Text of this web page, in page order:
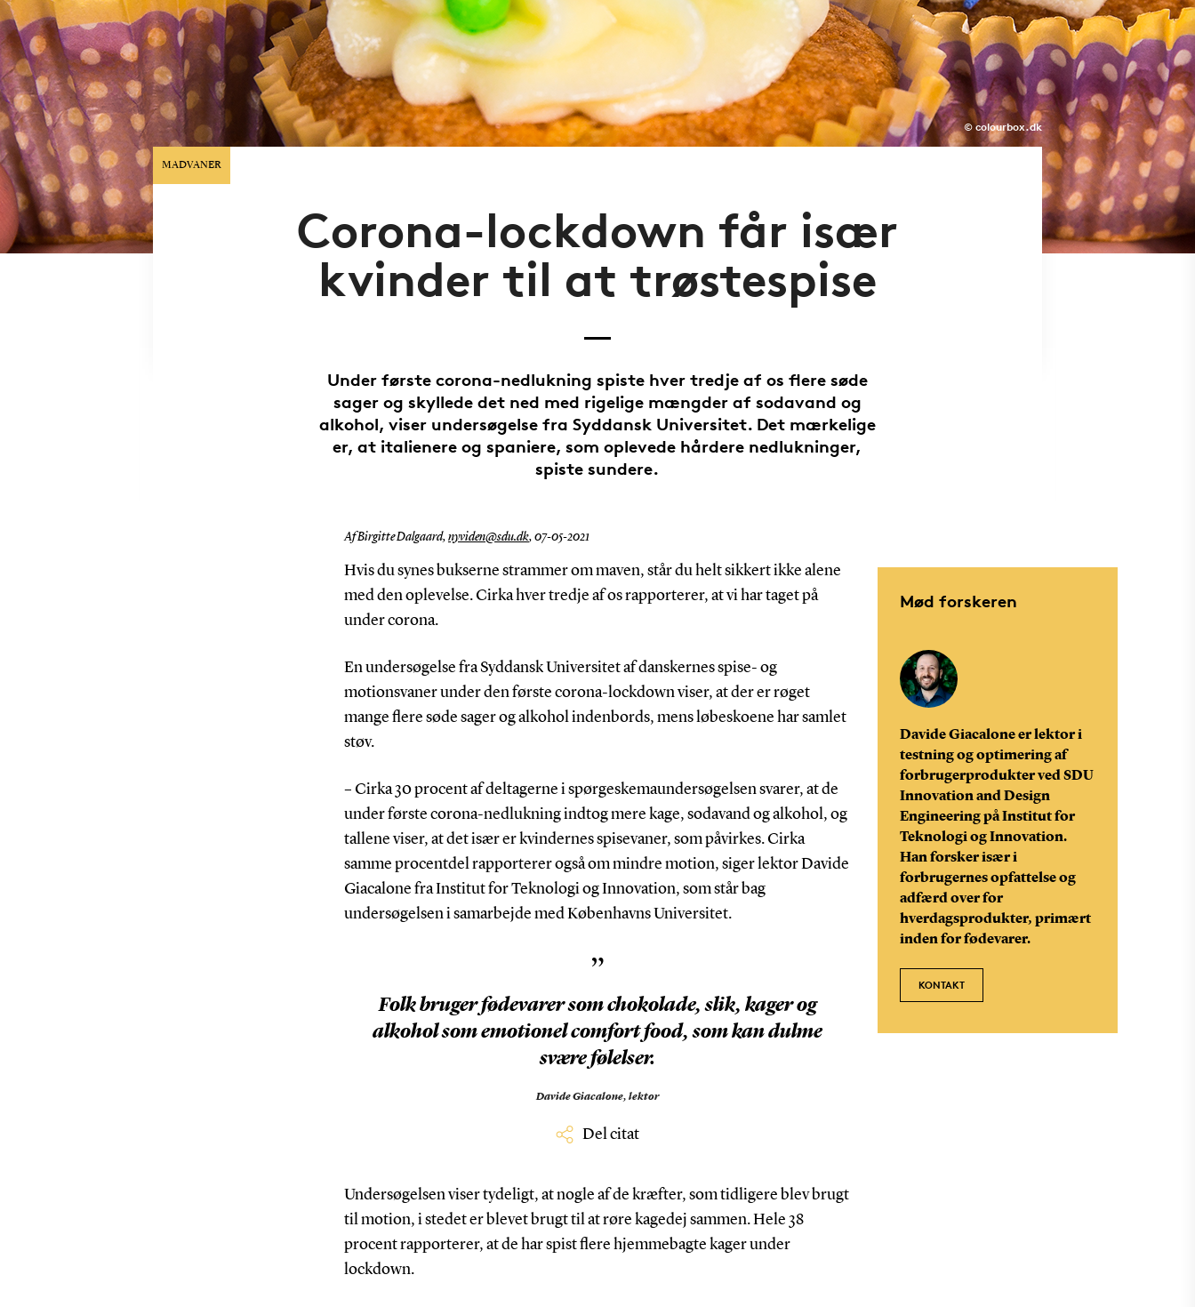
MADVANER
© colourbox.dk
Corona-lockdown får især
kvinder til at trøstespise
Under første corona-nedlukning spiste hver tredje af os flere søde
sager og skyllede det ned med rigelige mængder af sodavand og
alkohol, viser undersøgelse fra Syddansk Universitet. Det mærkelige
er, at italienere og spaniere, som oplevede hårdere nedlukninger,
spiste sundere.
Af Birgitte Dalgaard, nyviden@sdu.dk, 07-05-2021
Hvis du synes bukserne strammer om maven, står du helt sikkert ikke alene
med den oplevelse. Cirka hver tredje af os rapporterer, at vi har taget på
under corona.
En undersøgelse fra Syddansk Universitet af danskernes spise- og
motionsvaner under den første corona-lockdown viser, at der er røget
mange flere søde sager og alkohol indenbords, mens løbeskoene har samlet
støv.
– Cirka 30 procent af deltagerne i spørgeskemaundersøgelsen svarer, at de
under første corona-nedlukning indtog mere kage, sodavand og alkohol, og
tallene viser, at det især er kvindernes spisevaner, som påvirkes. Cirka
samme procentdel rapporterer også om mindre motion, siger lektor Davide
Giacalone fra Institut for Teknologi og Innovation, som står bag
undersøgelsen i samarbejde med Københavns Universitet.
”
Folk bruger fødevarer som chokolade, slik, kager og
alkohol som emotionel comfort food, som kan dulme
svære følelser.
Davide Giacalone, lektor
Del citat
Undersøgelsen viser tydeligt, at nogle af de kræfter, som tidligere blev brugt
til motion, i stedet er blevet brugt til at røre kagedej sammen. Hele 38
procent rapporterer, at de har spist flere hjemmebagte kager under
lockdown.
Mød forskeren
Davide Giacalone er lektor i
testning og optimering af
forbrugerprodukter ved SDU
Innovation and Design
Engineering på Institut for
Teknologi og Innovation.
Han forsker især i
forbrugernes opfattelse og
adfærd over for
hverdagsprodukter, primært
inden for fødevarer.
KONTAKT